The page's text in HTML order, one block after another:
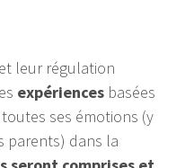
leur régulation
expériences basées
ses émotions (y
parents) dans la